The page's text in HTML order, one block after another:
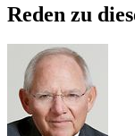
Reden zu